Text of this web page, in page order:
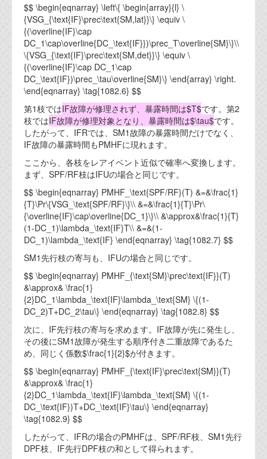
$$ \begin{eqnarray} \left\{ \begin{array}{l} \
{VSG_{\text{IF}\prec\text{SM,lat}}\} \equiv \
{(\overline{IF}\cap
DC_1\cap\overline{DC_\text{IF}})\prec_T\overline{SM}\}\\
\{VSG_{\text{IF}\prec\text{SM,det}}\} \equiv \
{(\overline{IF}\cap DC_1\cap
DC_\text{IF})\prec_\tau\overline{SM}\} \end{array} \right.
\end{eqnarray} \tag{1082.6} $$
第1枝ではIF故障が修理されず、暴露時間は$T$です。第2
枝ではIF故障が修理対象となり、暴露時間は$\tau$です。
したがって、IFRでは、SM1故障の暴露時間だけでなく、
IF故障の暴露時間もPMHFに現れます。
ここから、各枝をレアイベント近似で確率へ変換します。
まず、SPF/RF枝はIFUの場合と同じです。
$$ \begin{eqnarray} PMHF_\text{SPF/RF}(T) &=&\frac{1}
{T}\Pr\{VSG_\text{SPF/RF}\}\\ &=&\frac{1}{T}\Pr\
{\overline{IF}\cap\overline{DC_1}\}\\ &\approx&\frac{1}{T}
(1-DC_1)\lambda_\text{IF}T\\ &=&(1-
DC_1)\lambda_\text{IF} \end{eqnarray} \tag{1082.7} $$
SM1先行枝の寄与も、IFUの場合と同じです。
$$ \begin{eqnarray} PMHF_{\text{SM}\prec\text{IF}}(T)
&\approx& \frac{1}
{2}DC_1\lambda_\text{IF}\lambda_\text{SM} \{(1-
DC_2)T+DC_2\tau\} \end{eqnarray} \tag{1082.8} $$
次に、IF先行枝の寄与を求めます。IF故障が先に発生し、
その後にSM1故障が発生する順序付き二重故障であるた
め、同じく係数$\frac{1}{2}$が付きます。
$$ \begin{eqnarray} PMHF_{\text{IF}\prec\text{SM}}(T)
&\approx& \frac{1}
{2}DC_1\lambda_\text{IF}\lambda_\text{SM} \{(1-
DC_\text{IF})T+DC_\text{IF}\tau\} \end{eqnarray}
\tag{1082.9} $$
したがって、IFRの場合のPMHFは、SPF/RF枝、SM1先行
DPF枝、IF先行DPF枝の和として得られます。